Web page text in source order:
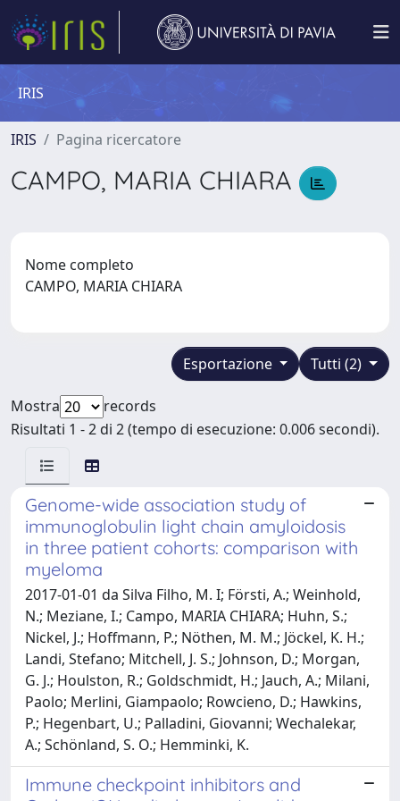
IRIS
IRIS Pagina ricercatore
CAMPO, MARIA CHIARA
Nome completo
CAMPO, MARIA CHIARA
Tutti (2)
Esportazione
Mostra
records
Risultati 1 - 2 di 2 (tempo di esecuzione: 0.006 secondi).
Genome-wide association study of
immunoglobulin light chain amyloidosis
in three patient cohorts: comparison with
myeloma
2017-01-01 da Silva Filho, M. I; Försti, A.; Weinhold,
N.; Meziane, I.; Campo, MARIA CHIARA; Huhn, S.;
Nickel, J.; Hoffmann, P.; Nöthen, M. M.; Jöckel, K. H.;
Landi, Stefano; Mitchell, J. S.; Johnson, D.; Morgan,
G. J.; Houlston, R.; Goldschmidt, H.; Jauch, A.; Milani,
Paolo; Merlini, Giampaolo; Rowcieno, D.; Hawkins,
P.; Hegenbart, U.; Palladini, Giovanni; Wechalekar,
A.; Schönland, S. O.; Hemminki, K.
Immune checkpoint inhibitors and